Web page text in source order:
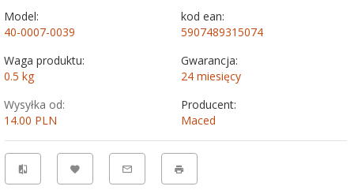
Model:
40-0007-0039
kod ean:
5907489315074
Waga produktu:
0.5 kg
Gwarancja:
24 miesięcy
Wysyłka od:
14.00 PLN
Producent:
Maced